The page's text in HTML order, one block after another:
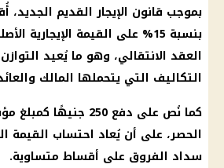
بموجب قانون الإيجار القديم الجديد،
بنسبة 15% على القيمة الإيجارية
العقد الانتقالي، وهو ما يُعيد
التكاليف التي يتحملها المالك
كما نُص على دفع 250
الحصر، على أن يُعاد احتساب القيمة
سداد الفروق على أقساط متساوية.